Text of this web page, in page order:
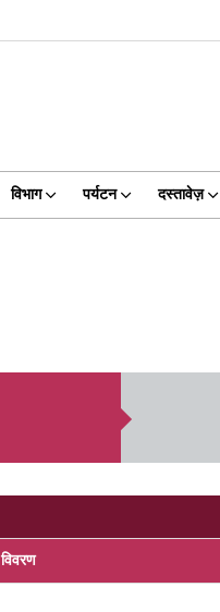
विभाग पर्यटन दस्तावेज़
विवरण